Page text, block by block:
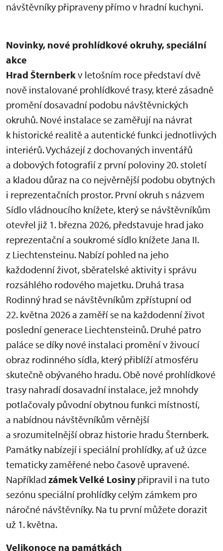
návštěvníky připraveny přímo v hradní kuchyni.
Novinky, nové prohlídkové okruhy, speciální
akce
Hrad Šternberkv letošním roce představí dvě
nově instalované prohlídkové trasy, které zásadně
promění dosavadní podobu návštěvnických
okruhů. Nové instalace se zaměřují na návrat
k historické realitě a autentické funkci jednotlivých
interiérů. Vycházejí z dochovaných inventářů
a dobových fotografií z první poloviny 20. století
a kladou důraz na co nejvěrnější podobu obytných
i reprezentačních prostor. První okruh s názvem
Sídlo vládnoucího knížete, který se návštěvníkům
otevřel již 1. března 2026, představuje hrad jako
reprezentační a soukromé sídlo knížete Jana II.
z Liechtensteinu. Nabízí pohled na jeho
každodenní život, sběratelské aktivity i správu
rozsáhlého rodového majetku. Druhá trasa
Rodinný hrad se návštěvníkům zpřístupní od
22. května 2026 a zaměří se na každodenní život
poslední generace Liechtensteinů. Druhé patro
paláce se díky nové instalaci promění v živoucí
obraz rodinného sídla, který přiblíží atmosféru
skutečně obývaného hradu. Obě nové prohlídkové
trasy nahradí dosavadní instalace, jež mnohdy
potlačovaly původní obytnou funkci místností,
a nabídnou návštěvníkům věrnější
a srozumitelnější obraz historie hradu Šternberk.
Památky nabízejí i speciální prohlídky, ať už úzce
tematicky zaměřené nebo časově upravené.
Například zámek Velké Losinypřipravil i na tuto
sezónu speciální prohlídky celým zámkem pro
náročné návštěvníky. Na tu první můžete dorazit
už 1. května.
Velikonoce na památkách